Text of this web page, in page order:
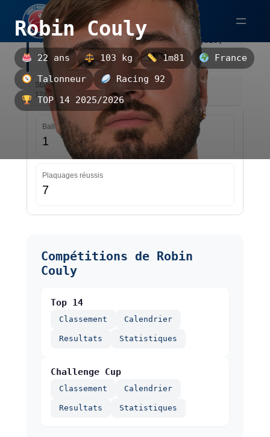
Aller
contenu
Robin Couly
22 ans 103 kg 1m81
France
Talonneur
Racing 92
TOP 14 2025/2026
Robin Couly est un talonneur français,
évoluant au Racing 92.
Statistiques — TOP 14 2025/2026 — Mise à jour le
12/05/2026 15:53
Ballons touchés
1
Plaquages réussis
7
Compétitions de Robin
Couly
Top 14
Classement Calendrier
Resultats Statistiques
Challenge Cup
Classement Calendrier
Resultats Statistiques